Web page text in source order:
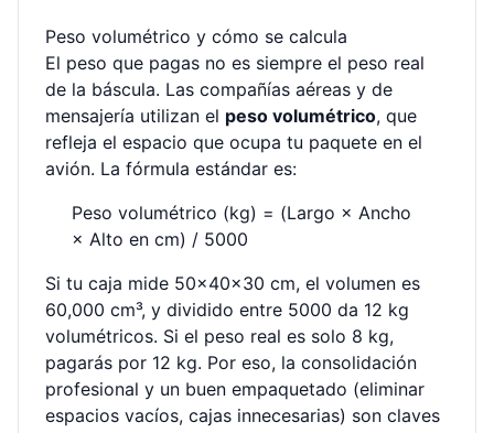
Peso volumétrico y cómo se calcula
El peso que pagas no es siempre el peso real
de la báscula. Las compañías aéreas y de
mensajería utilizan el peso volumétrico, que
refleja el espacio que ocupa tu paquete en el
avión. La fórmula estándar es:
Peso volumétrico (kg) = (Largo × Ancho
× Alto en cm) / 5000
Si tu caja mide 50×40×30 cm, el volumen es
60,000 cm³, y dividido entre 5000 da 12 kg
volumétricos. Si el peso real es solo 8 kg,
pagarás por 12 kg. Por eso, la consolidación
profesional y un buen empaquetado (eliminar
espacios vacíos, cajas innecesarias) son claves